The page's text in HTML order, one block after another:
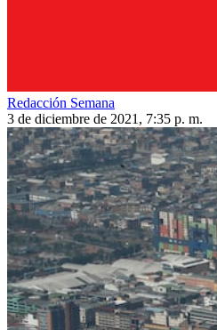
Redacción Semana
3 de diciembre de 2021, 7:35 p. m.